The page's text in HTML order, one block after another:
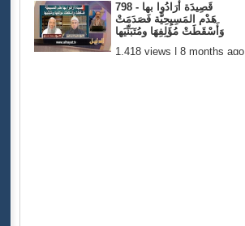
798 - قَصِيدَة أَرَادُوا بها
هَدْم المَسِيِحِيَّة فَصَدَمَتْ
وَأَسْقَطَتْ مُؤَلِفِهَا ومُتَبَنِّيَها
1,418 views | 8 months ago